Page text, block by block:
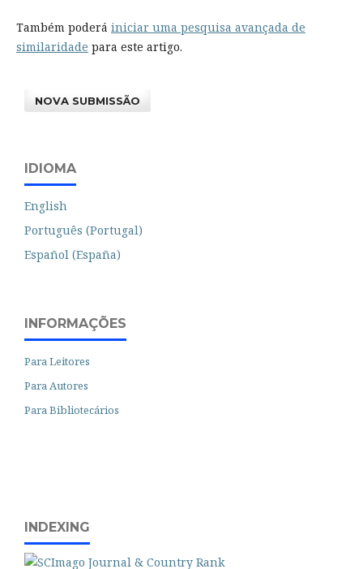
Também poderá iniciar uma pesquisa avançada de
similaridade para este artigo.
NOVA SUBMISSÃO
IDIOMA
English
Português (Portugal)
Español (España)
INFORMAÇÕES
Para Leitores
Para Autores
Para Bibliotecários
INDEXING